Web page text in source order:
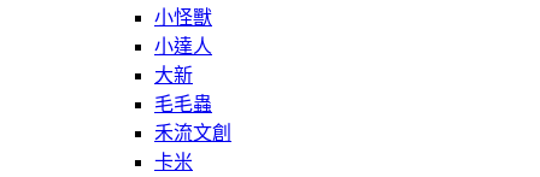
小怪獸
小達人
大新
毛毛蟲
禾流文創
卡米